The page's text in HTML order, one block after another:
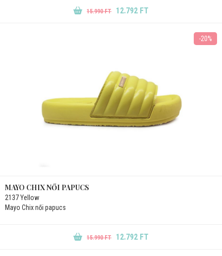
15.990 FT 12.792 FT
-20%
MAYO CHIX NŐI PAPUCS
2137 Yellow
Mayo Chix női papucs
15.990 FT 12.792 FT